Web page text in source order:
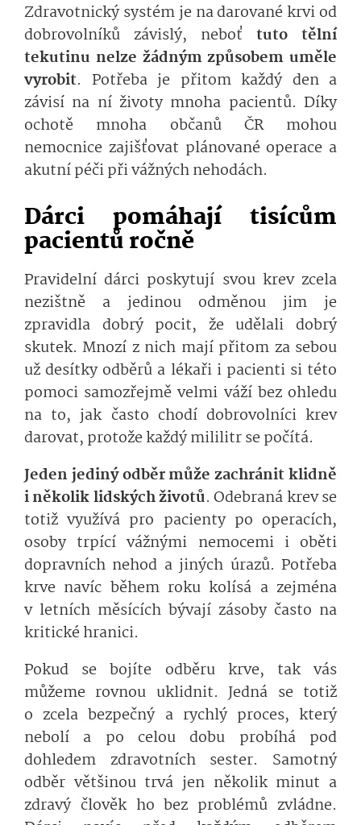
Zdravotnický systém je na darované krvi od
dobrovolníků závislý, neboť tuto tělní
tekutinu nelze žádným způsobem uměle
vyrobit. Potřeba je přitom každý den a
závisí na ní životy mnoha pacientů. Díky
ochotě mnoha občanů ČR mohou
nemocnice zajišťovat plánované operace a
akutní péči při vážných nehodách.
Dárci pomáhají tisícům
pacientů ročně
Pravidelní dárci poskytují svou krev zcela
nezištně a jedinou odměnou jim je
zpravidla dobrý pocit, že udělali dobrý
skutek. Mnozí z nich mají přitom za sebou
už desítky odběrů a lékaři i pacienti si této
pomoci samozřejmě velmi váží bez ohledu
na to, jak často chodí dobrovolníci krev
darovat, protože každý mililitr se počítá.
Jeden jediný odběr může zachránit klidně
i několik lidských životů. Odebraná krev se
totiž využívá pro pacienty po operacích,
osoby trpící vážnými nemocemi i oběti
dopravních nehod a jiných úrazů. Potřeba
krve navíc během roku kolísá a zejména
v letních měsících bývají zásoby často na
kritické hranici.
Pokud se bojíte odběru krve, tak vás
můžeme rovnou uklidnit. Jedná se totiž
o zcela bezpečný a rychlý proces, který
nebolí a po celou dobu probíhá pod
dohledem zdravotních sester. Samotný
odběr většinou trvá jen několik minut a
zdravý člověk ho bez problémů zvládne.